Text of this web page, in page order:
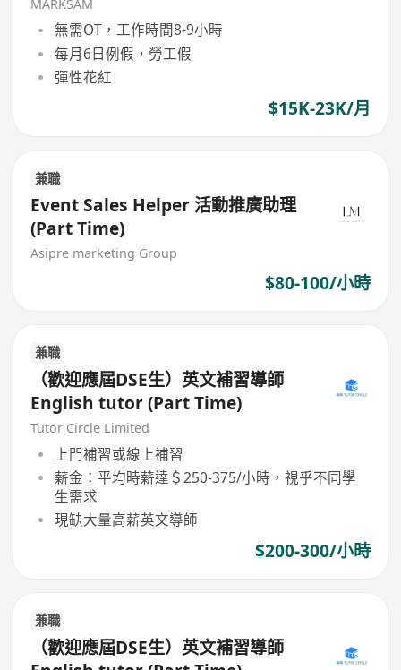
MARKSAM
無需OT，工作時間8-9小時
每月6日例假，勞工假
彈性花紅
$15K-23K/月
兼職
Event Sales Helper 活動推廣助理
(Part Time)
Asipre marketing Group
$80-100/小時
兼職
（歡迎應屆DSE生）英文補習導師
English tutor (Part Time)
Tutor Circle Limited
上門補習或線上補習
薪金：平均時薪達＄250-375/小時，視乎不同學
生需求
現缺大量高薪英文導師
$200-300/小時
兼職
（歡迎應屆DSE生）英文補習導師